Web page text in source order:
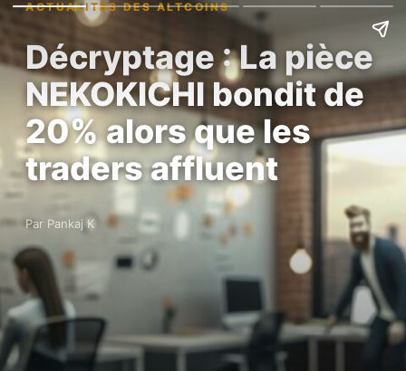
ACTUALITÉS DES ALTCOINS
Décryptage : La pièce
NEKOKICHI bondit de
20% alors que les
traders affluent
Par Pankaj K